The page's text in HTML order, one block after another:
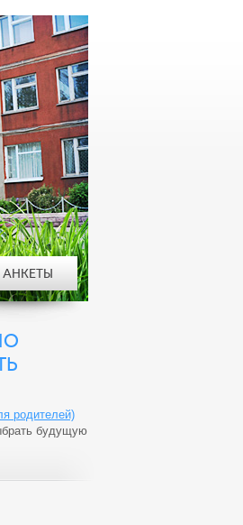
родителей)
будущую
АНКЕТЫ